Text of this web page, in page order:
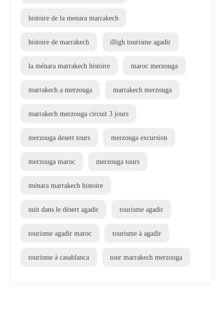
histoire de la menara marrakech
histoire de marrakech illigh tourisme agadir
la ménara marrakech histoire maroc merzouga
marrakech a merzouga marrakech merzouga
marrakech merzouga circuit 3 jours
merzouga desert tours merzouga excursion
merzouga maroc merzouga tours
ménara marrakech histoire
nuit dans le désert agadir tourisme agadir
tourisme agadir maroc tourisme à agadir
tourisme à casablanca tour marrakech merzouga